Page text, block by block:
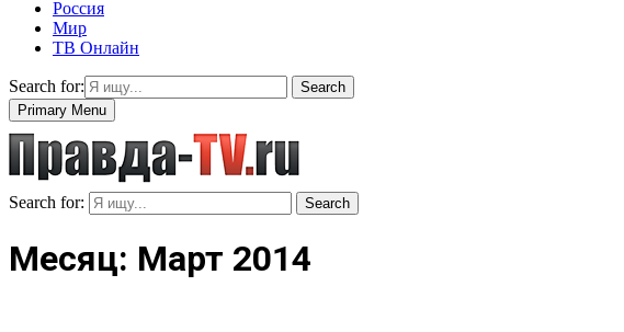
Россия
Мир
ТВ Онлайн
Search for:
Search
Primary Menu
Search for: Search
Месяц: Март 2014